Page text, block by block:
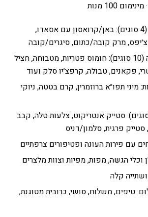
100 מנות
קבלת פנים (4 סוגים): באן/קרואסון עם אסאדו,
מרק קובה/כתום, סיגרים/קובה
מנה ראשונה (10 סוגים): חומוס פטריות, מטבוחה, חציל
פקאנים, טבולה, קרפצ׳יו סלק ועוד
מיני תפו״א ברוזמרין, קרם בטטה, ניוקי
(4 סוגים): סטייק אנטריקוט, צלעות טלה, קבב
פרגית, סלמון/דניס
עם פירות העונה ופטיפורים צרפתיים
וכלי הגשה, מפות, מפיות וצוות מלצרים
קלה
טיפים, משלוח, סושי, כרובית מטוגנת,